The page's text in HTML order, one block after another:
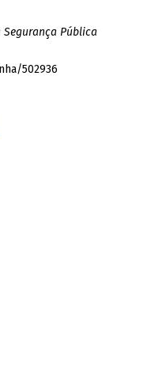
Segurança Pública
502936